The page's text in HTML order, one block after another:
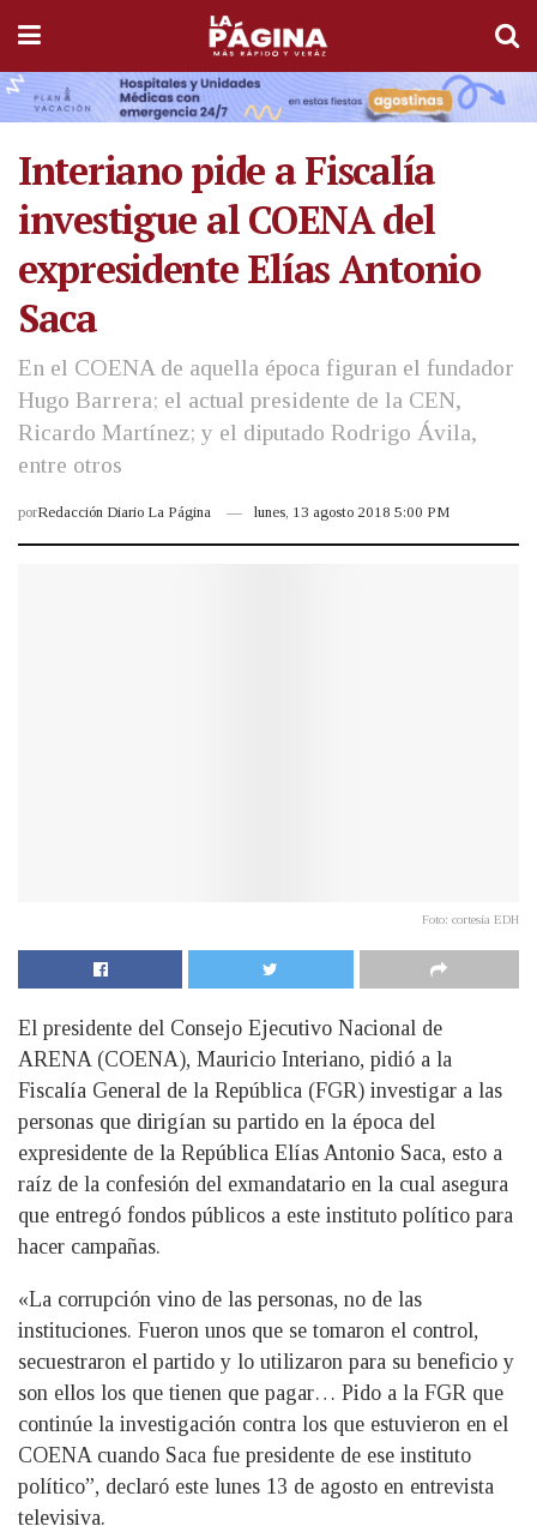
Interiano pide a Fiscalía
investigue al COENA del
expresidente Elías Antonio
Saca
En el COENA de aquella época figuran el fundador
Hugo Barrera; el actual presidente de la CEN,
Ricardo Martínez; y el diputado Rodrigo Ávila,
entre otros
porRedacción Diario La Página lunes, 13 agosto 2018 5:00 PM
Foto: cortesía EDH
El presidente del Consejo Ejecutivo Nacional de
ARENA (COENA), Mauricio Interiano, pidió a la
Fiscalía General de la República (FGR) investigar a las
personas que dirigían su partido en la época del
expresidente de la República Elías Antonio Saca, esto a
raíz de la confesión del exmandatario en la cual asegura
que entregó fondos públicos a este instituto político para
hacer campañas.
«La corrupción vino de las personas, no de las
instituciones. Fueron unos que se tomaron el control,
secuestraron el partido y lo utilizaron para su beneficio y
son ellos los que tienen que pagar… Pido a la FGR que
continúe la investigación contra los que estuvieron en el
COENA cuando Saca fue presidente de ese instituto
político”, declaró este lunes 13 de agosto en entrevista
televisiva.